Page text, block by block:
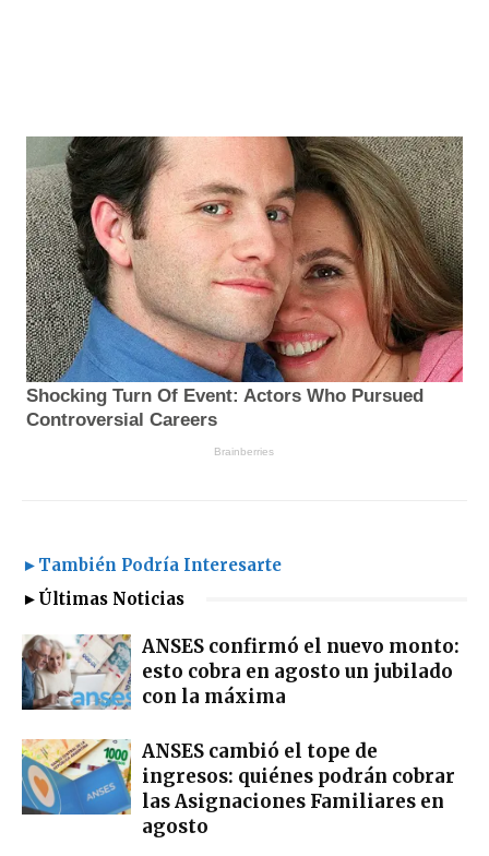
►También Podría Interesarte
►Últimas Noticias
ANSES confirmó el nuevo monto:
esto cobra en agosto un jubilado
con la máxima
ANSES cambió el tope de
ingresos: quiénes podrán cobrar
las Asignaciones Familiares en
agosto